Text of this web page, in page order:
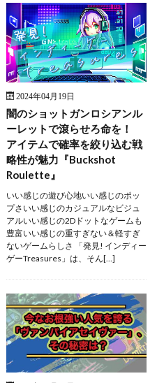
2024年04月19日
闇のショットガンロシアンル
ーレットで滾らせろ命を！
アイテムで確率を絞り込む戦
略性が魅力『Buckshot
Roulette』
いい感じの遊び心地いい感じのポッ
プさいい感じのカジュアルなビジュ
アルいい感じの2Dドットなゲームも
豊富いい感じの重すぎない＆軽すぎ
ないゲームらしさ 「発見! インディー
ゲーTreasures」は、そん[…]